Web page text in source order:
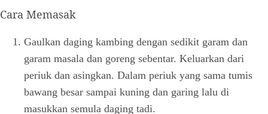
Cara Memasak
Gaulkan daging kambing dengan sedikit garam dan
garam masala dan goreng sebentar. Keluarkan dari
periuk dan asingkan. Dalam periuk yang sama tumis
bawang besar sampai kuning dan garing lalu di
masukkan semula daging tadi.